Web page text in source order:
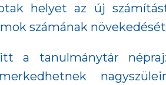
helyet az új
számának
a tanulmánytár